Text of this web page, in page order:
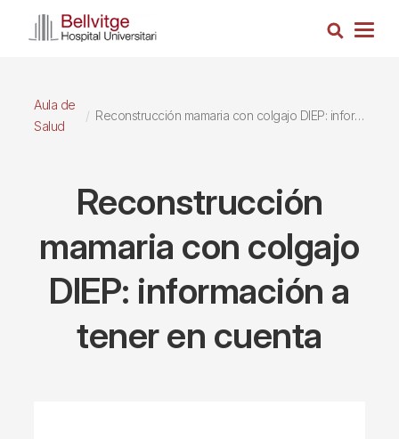
Busca
Aula de
Salud
Reconstrucción mamaria con colgajo DIEP: información a tener en cuenta
Reconstrucción
mamaria con colgajo
DIEP: información a
tener en cuenta